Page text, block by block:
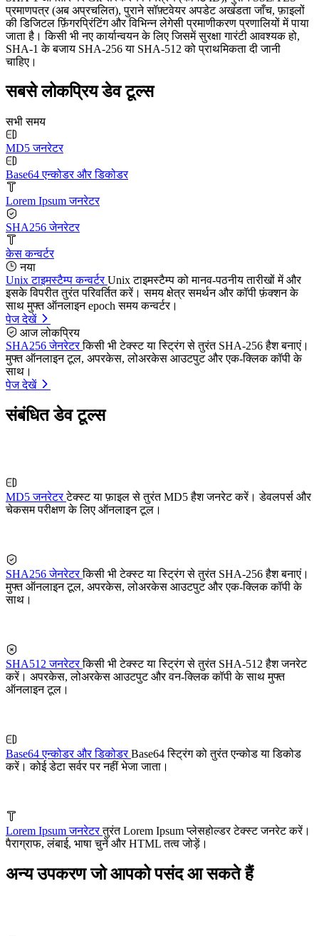
प्रमाणपत्र (अब अप्रचलित), पुराने सॉफ़्टवेयर अपडेट अखंडता जाँच, फ़ाइलों
की डिजिटल फ़िंगरप्रिंटिंग और विभिन्न लेगेसी प्रमाणीकरण प्रणालियों में पाया
जाता है। किसी भी नए कार्यान्वयन के लिए जिसमें सुरक्षा गारंटी आवश्यक हो,
SHA-1 के बजाय SHA-256 या SHA-512 को प्राथमिकता दी जानी
चाहिए।
सबसे लोकप्रिय डेव टूल्स
सभी समय
MD5 जनरेटर
Base64 एन्कोडर और डिकोडर
Lorem Ipsum जनरेटर
SHA256 जेनरेटर
केस कन्वर्टर
नया
Unix टाइमस्टैम्प कन्वर्टरUnix टाइमस्टैम्प को मानव-पठनीय तारीखों में और
इसके विपरीत तुरंत परिवर्तित करें। समय क्षेत्र समर्थन और कॉपी फ़ंक्शन के
साथ मुफ्त ऑनलाइन epoch समय कन्वर्टर।
पेज देखें
आज लोकप्रिय
SHA256 जेनरेटरकिसी भी टेक्स्ट या स्ट्रिंग से तुरंत SHA-256 हैश बनाएं।
मुफ्त ऑनलाइन टूल, अपरकेस, लोअरकेस आउटपुट और एक-क्लिक कॉपी के
साथ।
पेज देखें
संबंधित डेव टूल्स
MD5 जनरेटरटेक्स्ट या फ़ाइल से तुरंत MD5 हैश जनरेट करें। डेवलपर्स और
चेकसम परीक्षण के लिए ऑनलाइन टूल।
SHA256 जेनरेटरकिसी भी टेक्स्ट या स्ट्रिंग से तुरंत SHA-256 हैश बनाएं।
मुफ्त ऑनलाइन टूल, अपरकेस, लोअरकेस आउटपुट और एक-क्लिक कॉपी के
साथ।
SHA512 जनरेटरकिसी भी टेक्स्ट या स्ट्रिंग से तुरंत SHA-512 हैश जनरेट
करें। अपरकेस, लोअरकेस आउटपुट और वन-क्लिक कॉपी के साथ मुफ्त
ऑनलाइन टूल।
Base64 एन्कोडर और डिकोडरBase64 स्ट्रिंग को तुरंत एन्कोड या डिकोड
करें। कोई डेटा सर्वर पर नहीं भेजा जाता।
Lorem Ipsum जनरेटरतुरंत Lorem Ipsum प्लेसहोल्डर टेक्स्ट जनरेट करें।
पैराग्राफ, लंबाई, भाषा चुनें और HTML तत्व जोड़ें।
अन्य उपकरण जो आपको पसंद आ सकते हैं